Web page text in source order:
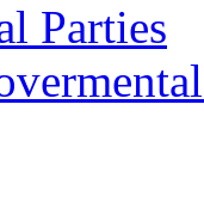
Parties